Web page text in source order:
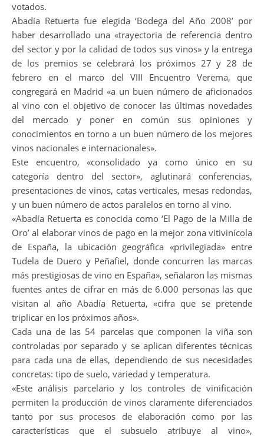
votados.
Abadía Retuerta fue elegida ‘Bodega del Año 2008’ por
haber desarrollado una «trayectoria de referencia dentro
del sector y por la calidad de todos sus vinos» y la entrega
de los premios se celebrará los próximos 27 y 28 de
febrero en el marco del VIII Encuentro Verema, que
congregará en Madrid «a un buen número de aficionados
al vino con el objetivo de conocer las últimas novedades
del mercado y poner en común sus opiniones y
conocimientos en torno a un buen número de los mejores
vinos nacionales e internacionales».
Este encuentro, «consolidado ya como único en su
categoría dentro del sector», aglutinará conferencias,
presentaciones de vinos, catas verticales, mesas redondas,
y un buen número de actos paralelos en torno al vino.
«Abadía Retuerta es conocida como ‘El Pago de la Milla de
Oro’ al elaborar vinos de pago en la mejor zona vitivinícola
de España, la ubicación geográfica «privilegiada» entre
Tudela de Duero y Peñafiel, donde concurren las marcas
más prestigiosas de vino en España», señalaron las mismas
fuentes antes de cifrar en más de 6.000 personas las que
visitan al año Abadía Retuerta, «cifra que se pretende
triplicar en los próximos años».
Cada una de las 54 parcelas que componen la viña son
controladas por separado y se aplican diferentes técnicas
para cada una de ellas, dependiendo de sus necesidades
concretas: tipo de suelo, variedad y temperatura.
«Este análisis parcelario y los controles de vinificación
permiten la producción de vinos claramente diferenciados
tanto por sus procesos de elaboración como por las
características que el subsuelo atribuye al vino»,